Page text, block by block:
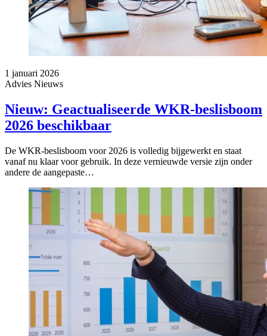
1 januari 2026
Advies Nieuws
Nieuw: Geactualiseerde WKR‑beslisboom
2026 beschikbaar
De WKR-beslisboom voor 2026 is volledig bijgewerkt en staat
vanaf nu klaar voor gebruik. In deze vernieuwde versie zijn onder
andere de aangepaste…